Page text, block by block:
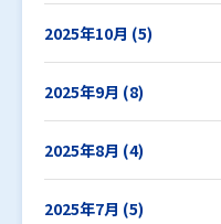
2025年10月 (5)
2025年9月 (8)
2025年8月 (4)
2025年7月 (5)